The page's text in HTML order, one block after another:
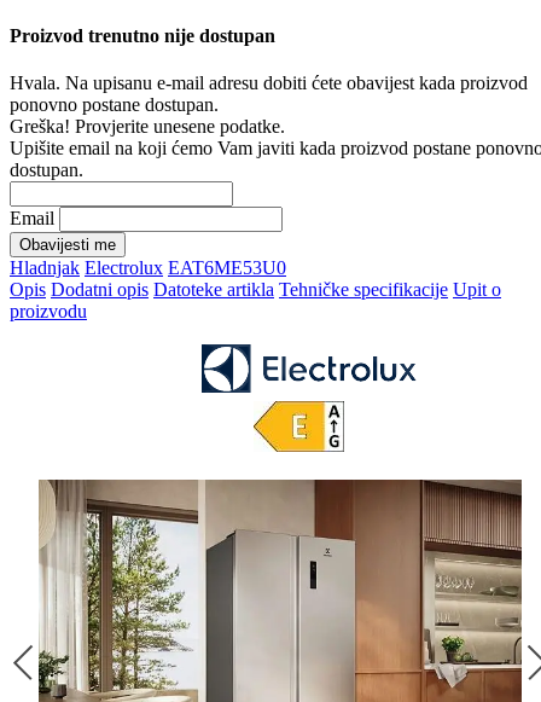
Proizvod trenutno nije dostupan
Hvala. Na upisanu e-mail adresu dobiti ćete obavijest kada proizvod
ponovno postane dostupan.
Greška! Provjerite unesene podatke.
Upišite email na koji ćemo Vam javiti kada proizvod postane
dostupan.
Email
Obavijesti me
Hladnjak Electrolux EAT6ME53U0
Opis Dodatni opis Datoteke artikla Tehničke specifikacije Upit o
proizvodu